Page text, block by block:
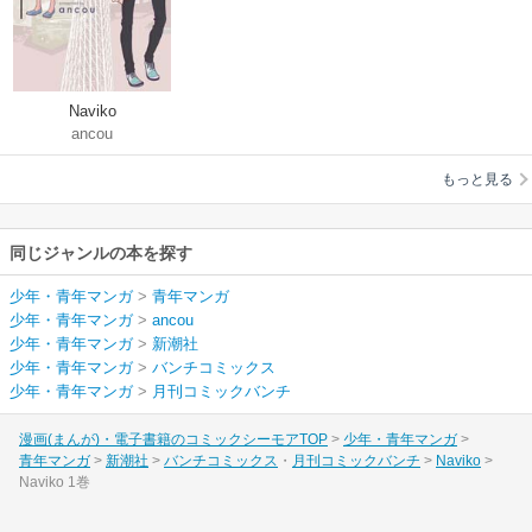
Naviko
ancou
もっと見る
同じジャンルの本を探す
少年・青年マンガ> 青年マンガ
少年・青年マンガ> ancou
少年・青年マンガ> 新潮社
少年・青年マンガ> バンチコミックス
少年・青年マンガ> 月刊コミックバンチ
漫画(まんが)・電子書籍のコミックシーモアTOP
少年・青年マンガ
青年マンガ
新潮社 バンチコミックス 月刊コミックバンチ
Naviko
Naviko 1巻